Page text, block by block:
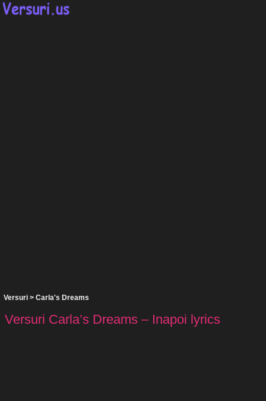
Versuri > Carla's Dreams
Versuri Carla’s Dreams – Inapoi lyrics